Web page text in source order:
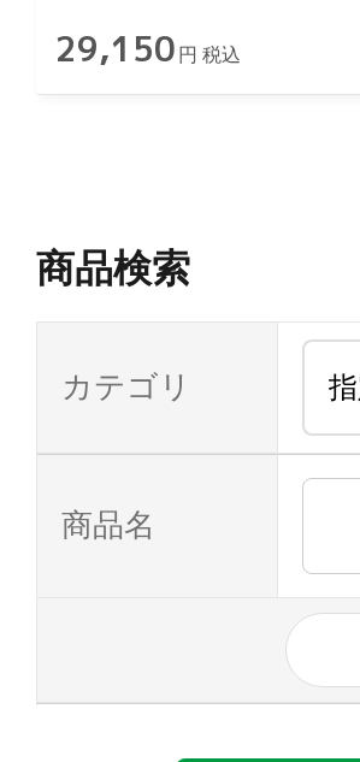
29,150 円 税込
商品検索
カテゴリ
商品名